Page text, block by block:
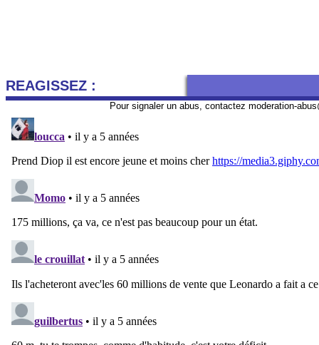
REAGISSEZ :
Pour signaler un abus, contactez moderation-